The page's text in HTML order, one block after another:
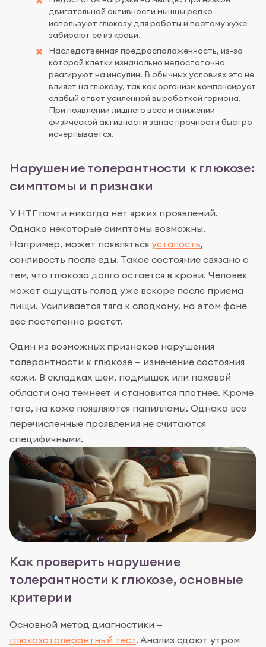
двигательной активности мышцы редко
используют глюкозу для работы и поэтому хуже
забирают ее из крови.
Наследственная предрасположенность, из-за
которой клетки изначально недостаточно
реагируют на инсулин. В обычных условиях это не
влияет на глюкозу, так как организм компенсирует
слабый ответ усиленной выработкой гормона.
При появлении лишнего веса и снижении
физической активности запас прочности быстро
исчерпывается.
Нарушение толерантности к глюкозе:
симптомы и признаки
У НТГ почти никогда нет ярких проявлений.
Однако некоторые симптомы возможны.
Например, может появляться усталость,
сонливость после еды. Такое состояние связано с
тем, что глюкоза долго остается в крови. Человек
может ощущать голод уже вскоре после приема
пищи. Усиливается тяга к сладкому, на этом фоне
вес постепенно растет.
Один из возможных признаков нарушения
толерантности к глюкозе — изменение состояния
кожи. В складках шеи, подмышек или паховой
области она темнеет и становится плотнее. Кроме
того, на коже появляются папилломы. Однако все
перечисленные проявления не считаются
специфичными.
Как проверить нарушение
толерантности к глюкозе, основные
критерии
Основной метод диагностики —
глюкозотолерантный тест. Анализ сдают утром